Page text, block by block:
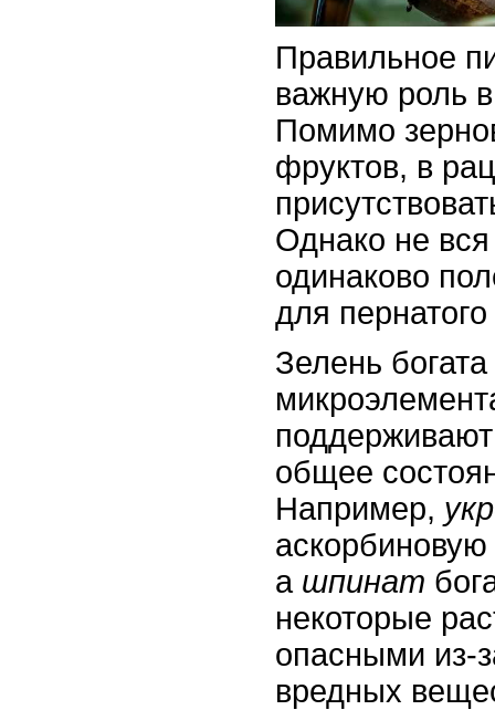
Правильное
важную роль
Помимо
фруктов, в
Однако не вся
одинаково
для
Зелень богата
общее
Например,
аскорбиновую
а шпинат
некоторые
опасными из-
вредных